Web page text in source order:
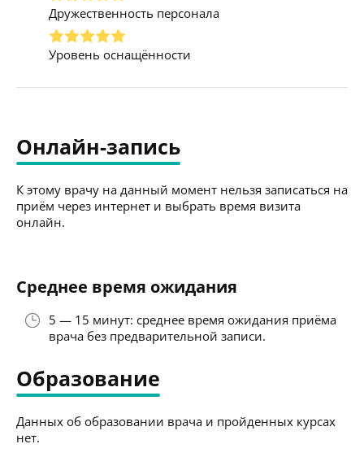
Дружественность персонала
Уровень оснащённости
Онлайн-запись
К этому врачу на данный момент нельзя записаться на
приём через интернет и выбрать время визита
онлайн.
Среднее время ожидания
5 — 15 минут: среднее время ожидания приёма
врача без предварительной записи.
Образование
Данных об образовании врача и пройденных курсах
нет.